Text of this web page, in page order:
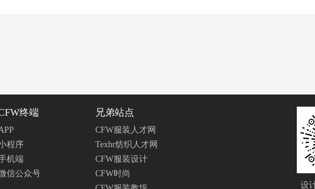
设
终端
程序
机端
信公众号
兄弟站点
CFW服装人才网
Texhr纺织人才网
CFW服装设计
CFW时尚